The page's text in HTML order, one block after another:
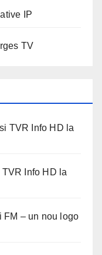
IP
TV
TVR Info HD la
Info HD la
FM – un nou logo